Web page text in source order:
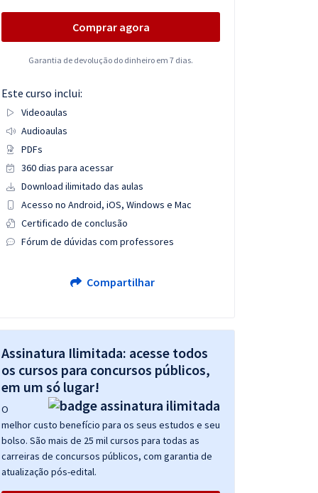
Comprar agora
Garantia de devolução do dinheiro em 7 dias.
Este curso inclui:
Videoaulas
Audioaulas
PDFs
360 dias para acessar
Download ilimitado das aulas
Acesso no Android, iOS, Windows e Mac
Certificado de conclusão
Fórum de dúvidas com professores
Compartilhar
Assinatura Ilimitada: acesse todos
os cursos para concursos públicos,
em um só lugar!
O
melhor custo benefício para os seus estudos e seu
bolso. São mais de 25 mil cursos para todas as
carreiras de concursos públicos, com garantia de
atualização pós-edital.